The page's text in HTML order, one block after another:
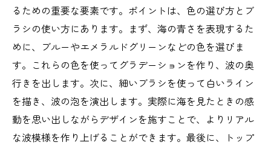
るための重要な要素です。ポイントは、色の選び方とブ
ラシの使い方にあります。まず、海の青さを表現するた
めに、ブルーやエメラルドグリーンなどの色を選びま
す。これらの色を使ってグラデーションを作り、波の奥
行きを出します。次に、細いブラシを使って白いライン
を描き、波の泡を演出します。実際に海を見たときの感
動を思い出しながらデザインを施すことで、よりリアル
な波模様を作り上げることができます。最後に、トップ